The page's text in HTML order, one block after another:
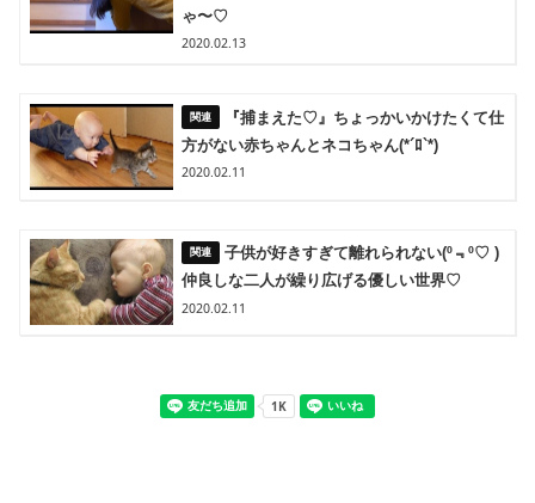
ゃ〜♡
2020.02.13
『捕まえた♡』ちょっかいかけたくて仕
方がない赤ちゃんとネコちゃん(*´ﾛ`*)
2020.02.11
子供が好きすぎて離れられない(º﹃º♡ )
仲良しな二人が繰り広げる優しい世界♡
2020.02.11